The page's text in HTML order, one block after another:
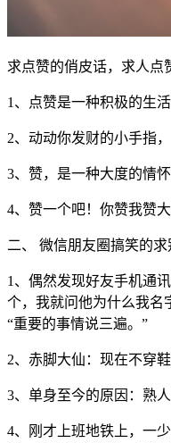
求点赞的俏皮话，求人点
1、点赞是一种积极的生
2、动动你发财的小手指
3、赞，是一种大度的情怀
4、赞一个吧！你赞我赞大
二、 微信朋友圈搞笑的
1、偶然发现好友手机通
个，我就问他为什么我名
“重要的事情说三遍。”
2、赤脚大仙：现在不穿
3、单身至今的原因：熟
4、刚才上班地铁上，一